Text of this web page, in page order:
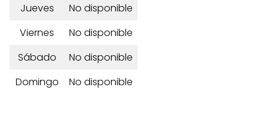
Jueves
No disponible
Viernes
No disponible
Sábado
No disponible
Domingo
No disponible